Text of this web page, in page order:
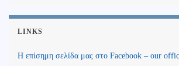
LINKS
Η επίσημη σελίδα μας στο Facebook – our